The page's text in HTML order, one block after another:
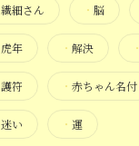
繊細さん ・ 脳
虎年 ・ 解決 ・
護符 ・ 赤ちゃん名付
迷い ・ 運